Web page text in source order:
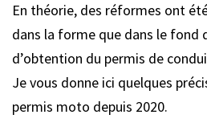
En théorie, des réformes ont
dans la forme que dans le fond
d’obtention du permis de
Je vous donne ici quelques
permis moto depuis 2020.